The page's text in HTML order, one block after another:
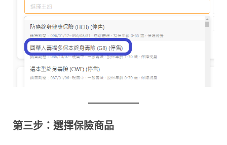
第三步：選擇保險商品